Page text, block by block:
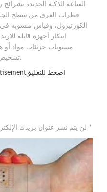
الساعة الذكية الجديدة
قطرات العرق من سطح
الكورتيزول، وقياس منسوبه
ابتكار أجهزة قابلة
مستويات جزيئات مواد
تشخيص بعض الأمراض أو الحالات الصحية.
مواضيع متعلقةاكمل القراءةAdvertisementاضغط للتعليق
لن يتم نشر عنوان بريدك الإلكتروني. الحقول الإلزامية مشار إليها بـ *